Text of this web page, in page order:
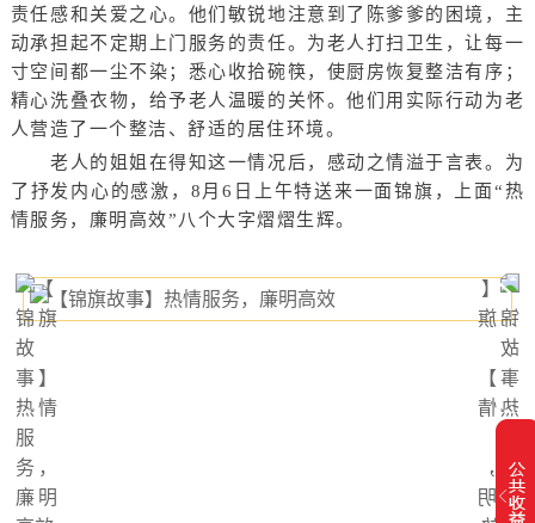
责任感和关爱之心。他们敏锐地注意到了陈爹爹的困境，主
动承担起不定期上门服务的责任。为老人打扫卫生，让每一
寸空间都一尘不染；悉心收拾碗筷，使厨房恢复整洁有序；
精心洗叠衣物，给予老人温暖的关怀。他们用实际行动为老
人营造了一个整洁、舒适的居住环境。
老人的姐姐在得知这一情况后，感动之情溢于言表。为
了抒发内心的感激，8月6日上午特送来一面锦旗，上面“热
情服务，廉明高效”八个大字熠熠生辉。